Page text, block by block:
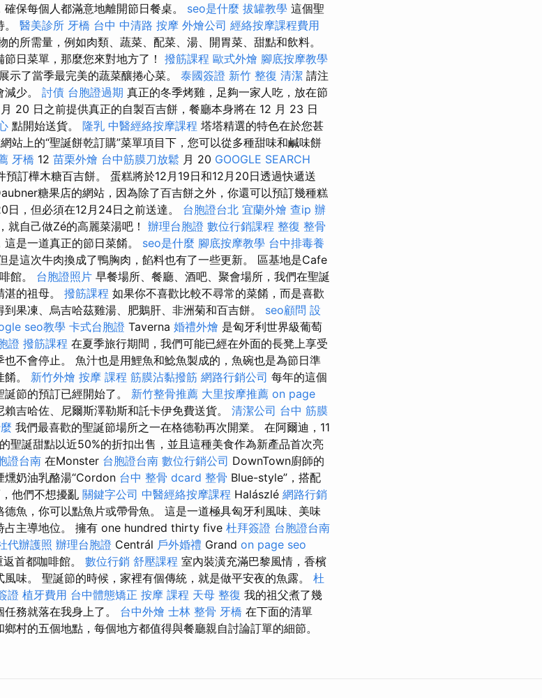
保每個人都滿意地離開節日餐桌。 seo是什麼 拔罐教學 這個聖
醫美診所 牙橋 台中 中清路 按摩 外燴公司 經絡按摩課程費用
的所需量，例如肉類、蔬菜、配菜、湯、開胃菜、甜點和飲料。
日菜單，那麼您來對地方了！ 撥筋課程 歐式外燴 腳底按摩教學
展示了當季最完美的蔬菜釀捲心菜。 泰國簽證 新竹 整復 清潔 請注
少。 討債 台胞證過期 真正的冬季烤雞，足夠一家人吃，放在節
20 日之前提供真正的自製百吉餅，餐廳本身將在 12 月 23 日
點開始送貨。 隆乳 中醫經絡按摩課程 塔塔精選的特色在於您甚
站上的“聖誕餅乾訂購”菜單項目下，您可以從多種甜味和鹹味餅
牙橋 12 苗栗外燴 台中筋膜刀放鬆 月 20 GOOGLE SEARCH
預訂樺木糖百吉餅。 蛋糕將於12月19日和12月20日透過快遞送
糖果店的網站，因為除了百吉餅之外，你還可以預訂幾種糕
日，但必須在12月24日之前送達。 台胞證台北 宜蘭外燴 查ip 辦
就自己做Zé的高麗菜湯吧！ 辦理台胞證 數位行銷課程 整復 整骨
是一道真正的節日菜餚。 seo是什麼 腳底按摩教學 台中排毒養
是這次牛肉換成了鴨胸肉，餡料也有了一些更新。 區基地是Cafe
館。 台胞證照片 早餐場所、餐廳、酒吧、聚會場所，我們在聖誕
的祖母。 撥筋課程 如果你不喜歡比較不尋常的菜餚，而是喜歡
果凍、烏吉哈茲雞湯、肥鵝肝、非洲菊和百吉餅。 seo顧問 設
seo教學 卡式台胞證 Taverna 婚禮外燴 是匈牙利世界級葡萄
證 撥筋課程 在夏季旅行期間，我們可能已經在外面的長凳上享受
不會停止。 魚汁也是用鯉魚和鯰魚製成的，魚碗也是為節日準
。 新竹外燴 按摩 課程 筋膜沾黏撥筋 網路行銷公司 每年的這個
節的預訂已經開始了。 新竹整骨推薦 大里按摩推薦 on page
吉哈佐、尼爾斯澤勒斯和託卡伊免費送貨。 清潔公司 台中 筋膜
我們最喜歡的聖誕節場所之一在格德勒再次開業。 在阿爾迪，11
聖誕甜點以近50%的折扣出售，並且這種美食作為新產品首次亮
證台南 在Monster 台胞證台南 數位行銷公司 DownTown廚師的
燻奶油乳酪湯“Cordon 台中 整骨 dcard 整骨 Blue-style”，搭配
他們不想擾亂 關鍵字公司 中醫經絡按摩課程 Halászlé 網路行銷
魚，你可以點魚片或帶骨魚。 這是一道極具匈牙利風味、美味
占主導地位。 擁有 one hundred thirty five 杜拜簽證 台胞證台南
代辦護照 辦理台胞證 Centrál 戶外婚禮 Grand on page seo
首都咖啡館。 數位行銷 舒壓課程 室內裝潢充滿巴黎風情，香檳
味。 聖誕節的時候，家裡有個傳統，就是做平安夜的魚露。 杜
證 植牙費用 台中體態矯正 按摩 課程 天母 整復 我的祖父煮了幾
務就落在我身上了。 台中外燴 士林 整骨 牙橋 在下面的清單
村的五個地點，每個地方都值得與餐廳親自討論訂單的細節。